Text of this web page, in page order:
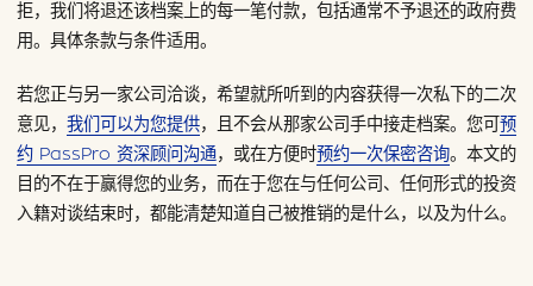
拒，我们将退还该档案上的每一笔付款，包括通常不予退还的政府费
用。具体条款与条件适用。
若您正与另一家公司洽谈，希望就所听到的内容获得一次私下的二次
意见， 我们可以为您提供，且不会从那家公司手中接走档案。您可 预
约 PassPro 资深顾问沟通，或在方便时预约一次保密咨询。本文的
目的不在于赢得您的业务，而在于您在与任何公司、任何形式的投资
入籍对谈结束时，都能清楚知道自己被推销的是什么，以及为什么。